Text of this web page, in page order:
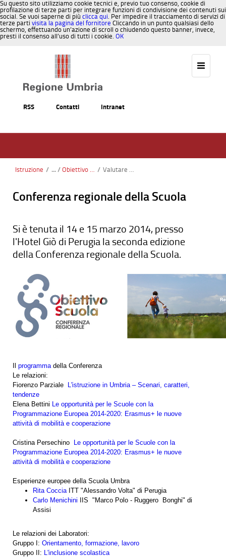
Su questo sito utilizziamo cookie tecnici e, previo tuo consenso, cookie di
profilazione di terze parti per integrare funzioni di condivisione dei contenuti sui
social. Se vuoi saperne di più clicca qui. Per impedire il tracciamento di servizi di
terze parti visita la pagina del fornitore Cliccando in un punto qualsiasi dello
schermo, effettuando un’azione di scroll o chiudendo questo banner, invece,
presti il consenso all’uso di tutti i cookie. OK
RSS Contatti Intranet
Istruzione / Obiettivo scuola: progetti e strumenti per la qualità del sistema scolastico / Valutare per qualificare: gli strumenti per il miglioramento del sistema scolastico e formativo
Conferenza regionale della Scuola
Si è tenuta il 14 e 15 marzo 2014, presso
l'Hotel Giò di Perugia la seconda edizione
della Conferenza regionale della Scuola.
Il programma della Conferenza
Le relazioni:
Fiorenzo Parziale L'istruzione in Umbria – Scenari, caratteri,
tendenze
Elena Bettini Le opportunità per le Scuole con la
Programmazione Europea 2014-2020: Erasmus+ le nuove
attività di mobilità e cooperazione
Cristina Persechino Le opportunità per le Scuole con la
Programmazione Europea 2014-2020: Erasmus+ le nuove
attività di mobilità e cooperazione
Esperienze europee della Scuola Umbra
Rita Coccia ITT "Alessandro Volta" di Perugia
Carlo Menichini IIS "Marco Polo - Ruggero Bonghi" di
Assisi
Le relazioni dei Laboratori:
Gruppo I: Orientamento, formazione, lavoro
Gruppo II: L'inclusione scolastica